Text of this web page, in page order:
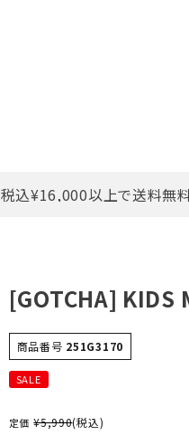
税込¥16,000以上で送料無
[GOTCHA] KIDS
商品番号 251G3170
SALE
定価 ¥5,990(税込)